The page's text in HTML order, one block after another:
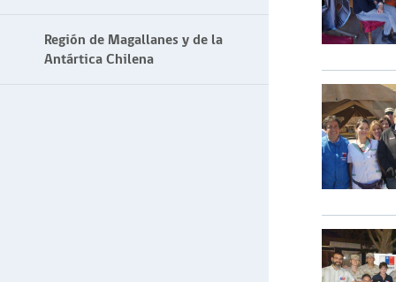
Región de Magallanes y de la
Antártica Chilena